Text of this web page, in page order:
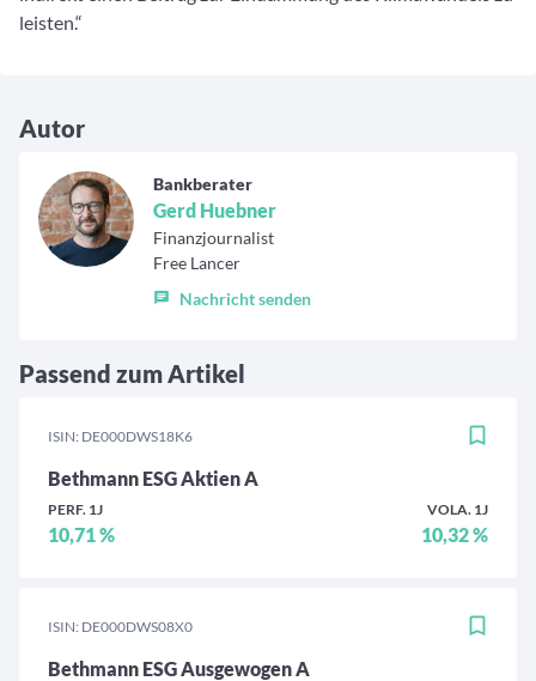
leisten.“
Autor
Bankberater
Gerd Huebner
Finanzjournalist
Free Lancer
Nachricht senden
Passend zum Artikel
ISIN: DE000DWS18K6
Bethmann ESG Aktien A
PERF. 1J
10,71 %
VOLA. 1J
10,32 %
ISIN: DE000DWS08X0
Bethmann ESG Ausgewogen A